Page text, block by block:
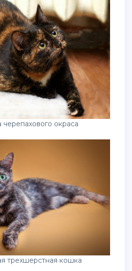
черепахового окраса
трехшерстная кошка